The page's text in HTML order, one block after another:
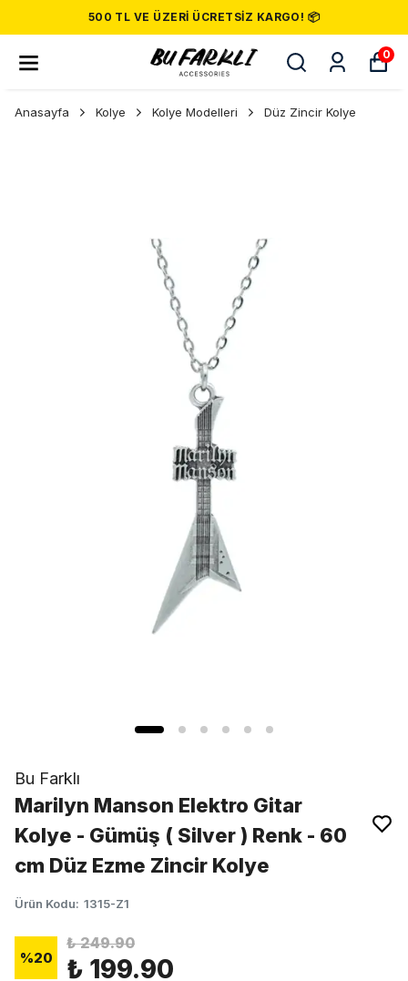
500 TL VE ÜZERI ÜCRETSIZ KARGO! 📦
0
Anasayfa Kolye Kolye Modelleri Düz Zincir Kolye
Bu Farklı
Marilyn Manson Elektro Gitar
Kolye - Gümüş ( Silver ) Renk - 60
cm Düz Ezme Zincir Kolye
Ürün Kodu: 1315-Z1
%20
₺ 249.90
₺ 199.90